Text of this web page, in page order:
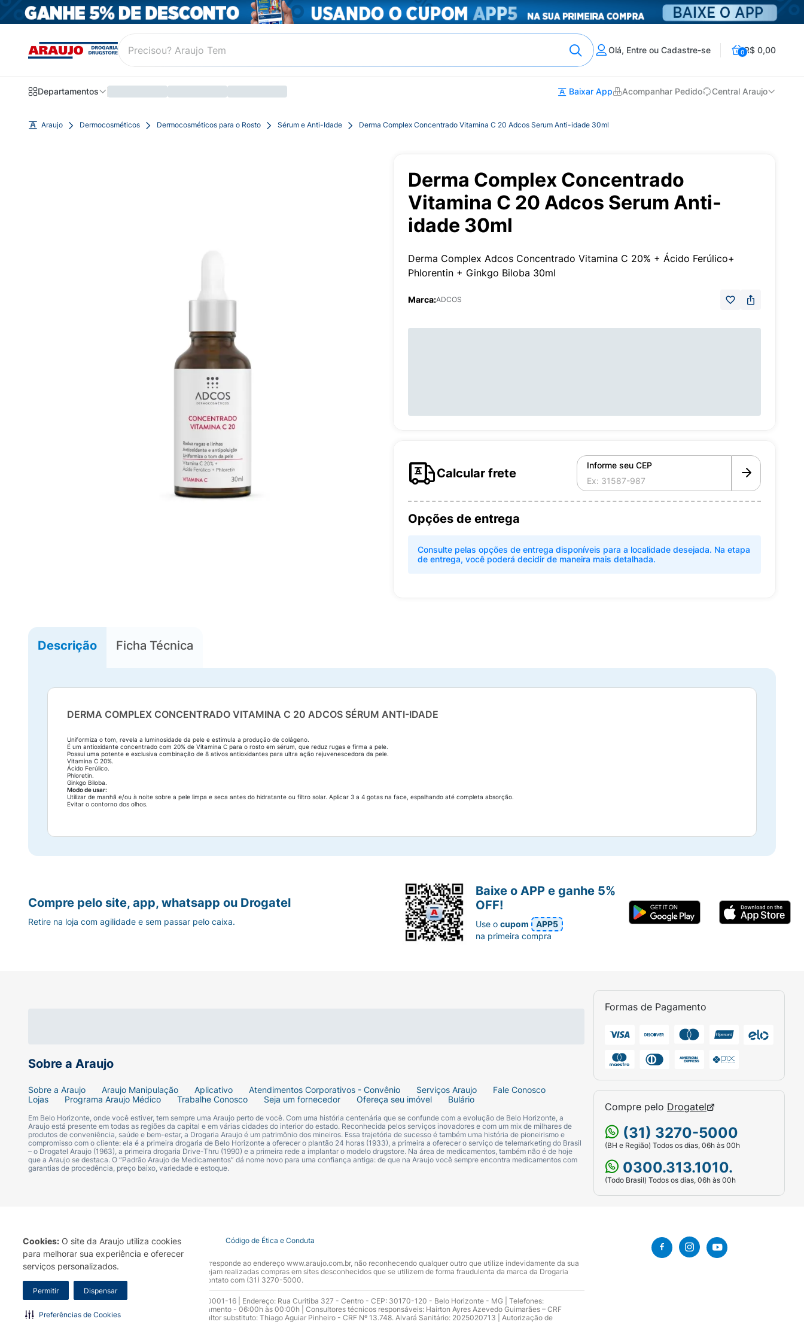
Cookies: O site da Araujo utiliza cookies
para melhorar sua experiência e oferecer
serviços personalizados.
Permitir Dispensar
Preferências de Cookies
Olá, Entre ou Cadastre-se 0R$ 0,00
Departamentos Baixar App Acompanhar Pedido Central Araujo
Araujo Dermocosméticos Dermocosméticos para o Rosto Sérum e Anti-Idade Derma Complex Concentrado Vitamina C 20 Adcos Serum Anti-idade 30ml
Derma Complex Concentrado
Vitamina C 20 Adcos Serum Anti-
idade 30ml
Derma Complex Adcos Concentrado Vitamina C 20% + Ácido Ferúlico+
Phlorentin + Ginkgo Biloba 30ml
Marca:ADCOS
Calcular frete
Informe seu CEP
Opções de entrega
Consulte pelas opções de entrega disponíveis para a localidade desejada. Na etapa
de entrega, você poderá decidir de maneira mais detalhada.
Descrição Ficha Técnica
DERMA COMPLEX CONCENTRADO VITAMINA C 20 ADCOS SÉRUM ANTI-IDADE
Uniformiza o tom, revela a luminosidade da pele e estimula a produção de colágeno.
É um antioxidante concentrado com 20% de Vitamina C para o rosto em sérum, que reduz rugas e firma a pele.
Possui uma potente e exclusiva combinação de 8 ativos antioxidantes para ultra ação rejuvenescedora da pele.
Vitamina C 20%.
Ácido Ferúlico.
Phloretin.
Ginkgo Biloba.
Modo de usar:
Utilizar de manhã e/ou à noite sobre a pele limpa e seca antes do hidratante ou filtro solar. Aplicar 3 a 4 gotas na face, espalhando até completa absorção.
Evitar o contorno dos olhos.
Sobre a Araujo
Sobre a Araujo Araujo Manipulação Aplicativo Atendimentos Corporativos - Convênio Serviços Araujo
Fale Conosco
Lojas
Programa Araujo Médico Trabalhe Conosco Seja um fornecedor Ofereça seu imóvel Bulário
Em Belo Horizonte, onde você estiver, tem sempre uma Araujo perto de você. Com uma história centenária que se confunde com a evolução de Belo Horizonte, a
Araujo está presente em todas as regiões da capital e em várias cidades do interior do estado. Reconhecida pelos serviços inovadores e com um mix de milhares de
produtos de conveniência, saúde e bem-estar, a Drogaria Araujo é um patrimônio dos mineiros. Essa trajetória de sucesso é também uma história de pioneirismo e
compromisso com o cliente: ela é a primeira drogaria de Belo Horizonte a oferecer o plantão 24 horas (1933), a primeira a oferecer o serviço de telemarketing do Brasil
– o Drogatel Araujo (1963), a primeira drogaria Drive-Thru (1990) e a primeira rede a implantar o modelo drugstore. Na área de medicamentos, também não é de hoje
que a Araujo se destaca. O “Padrão Araujo de Medicamentos” dá nome novo para uma confiança antiga: de que na Araujo você sempre encontra medicamentos com
garantias de procedência, preço baixo, variedade e estoque.
Formas de Pagamento
Compre pelo Drogatel
(31) 3270-5000
(BH e Região) Todos os dias, 06h às 00h
0300.313.1010.
(Todo Brasil) Todos os dias, 06h às 00h
Compre pelo site, app, whatsapp ou Drogatel
Retire na loja com agilidade e sem passar pelo caixa.
Baixe o APP e ganhe 5%
OFF!
Use ocupom
APP5
na primeira compra
Termo de Uso Portal da Privacidade Covid-19 Código de Ética e Conduta
A Drogaria Araujo S/A informa que o seu site oficial corresponde ao endereço www.araujo.com.br, não reconhecendo qualquer outro que utilize indevidamente da sua
marca. Para sua segurança recomendamos que não sejam realizadas compras em sites desconhecidos que se utilizem de forma fraudulenta da marca da Drogaria
Araujo S.A. Em caso de dúvidas, gentileza entrar em contato com (31) 3270-5000.
Razão Social: Drogaria Araujo S.A | CNPJ: 17.256.512.0001-16 | Endereço: Rua Curitiba 327 - Centro - CEP: 30170-120 - Belo Horizonte - MG | Telefones:
0300.313.1010 e (31) 3270-5000 Horário de funcionamento - 06:00h às 00:00h | Consultores técnicos responsáveis: Hairton Ayres Azevedo Guimarães – CRF
10.965 | Yasmin Silva Alvarenga – CRF 52.584 - Consultor substituto: Thiago Aguiar Pinheiro - CRF Nº 13.748. Alvará Sanitário: 2025020713 | Autorização de